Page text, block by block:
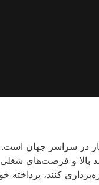
در سراسر جهان است.
بالا و فرصت‌های
کنند، پرداخته